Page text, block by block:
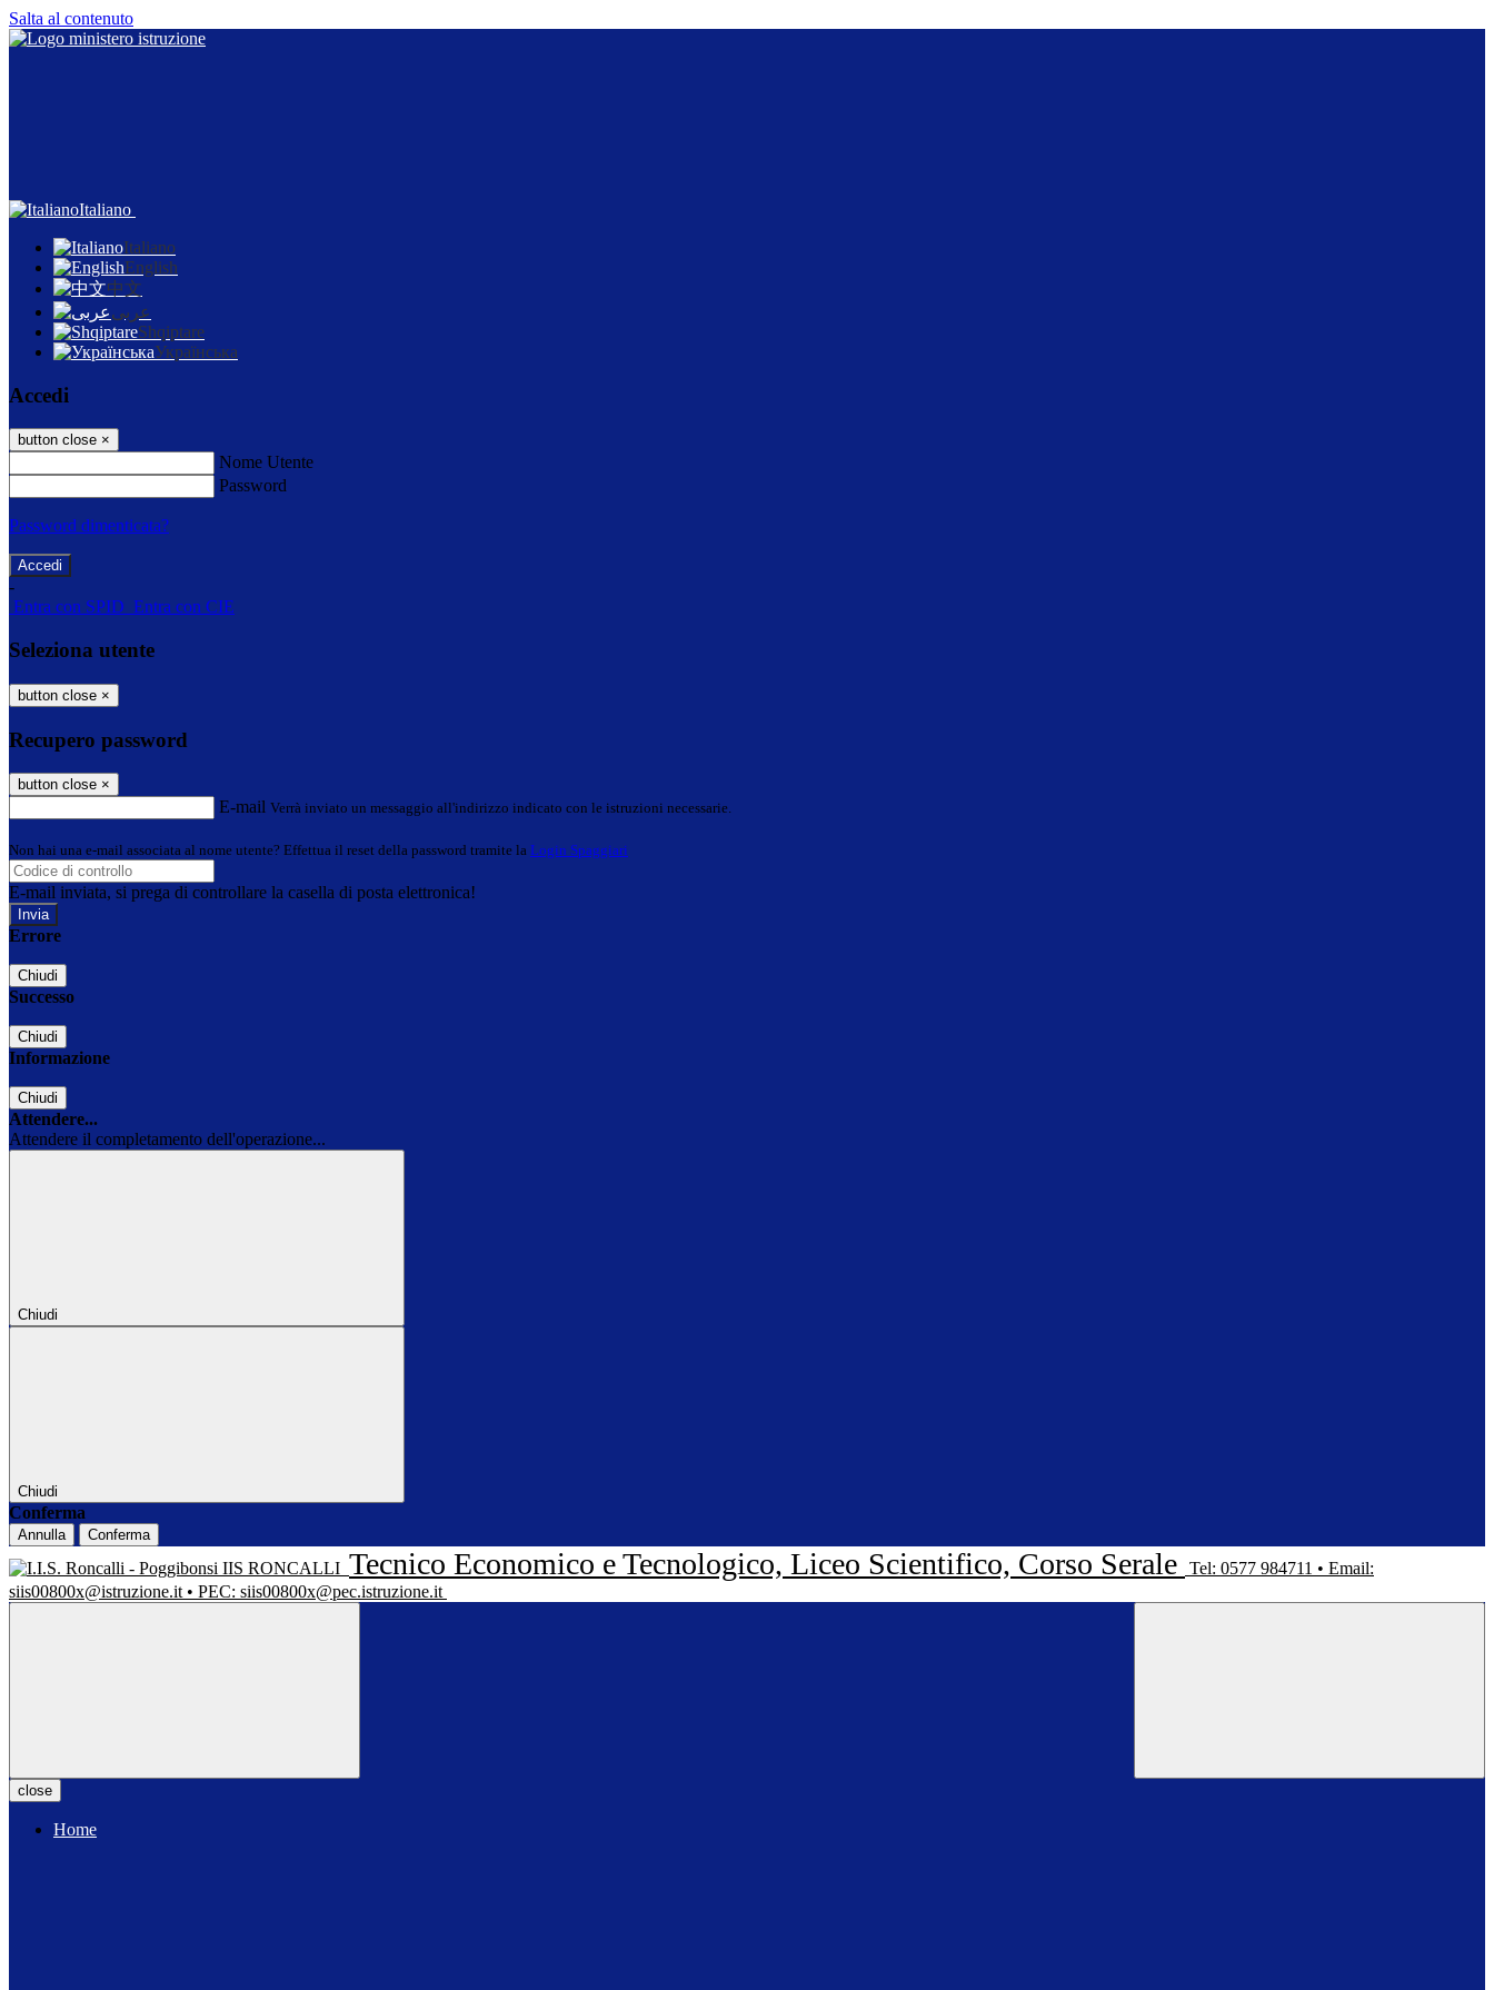
Salta al contenuto
Italiano
Italiano
English
中文
عربى
Shqiptare
Українська
Accedi
button close ×
Nome Utente
Password
Password dimenticata?
-
Entra con SPID Entra con CIE
Seleziona utente
button close ×
Recupero password
button close ×
E-mail Verrà inviato un messaggio all'indirizzo indicato con le istruzioni necessarie.
Non hai una e-mail associata al nome utente? Effettua il reset della password tramite la Login Spaggiari
E-mail inviata, si prega di controllare la casella di posta elettronica!
Errore
Chiudi
Successo
Chiudi
Informazione
Chiudi
Attendere...
Attendere il completamento dell'operazione...
Chiudi
Chiudi
Conferma
Annulla Conferma
IIS RONCALLI Tecnico Economico e Tecnologico, Liceo Scientifico, Corso Serale
Tel: 0577 984711 • Email:
siis00800x@istruzione.it • PEC: siis00800x@pec.istruzione.it
close
Home